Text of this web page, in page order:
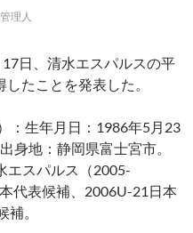
理人
日、清水エスパルスの平
たことを発表した。
：生年月日：1986年5月23
身地：静岡県富士宮市。
エスパルス（2005-
代表候補、2006U-21日本
。